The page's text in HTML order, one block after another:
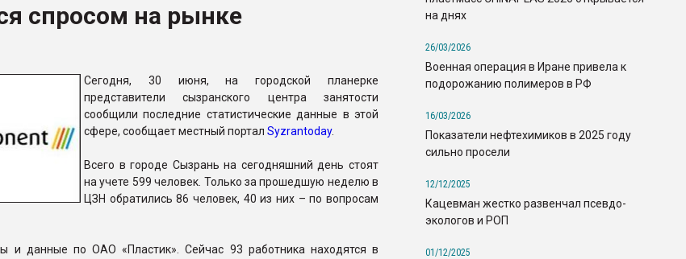
спросом на рынке
Сегодня, 30 июня, на городской планерке
представители сызранского центра занятости
сообщили последние статистические данные в этой
сфере, сообщает местный портал Syzrantoday.
Всего в городе Сызрань на сегодняшний день стоят
на учете 599 человек. Только за прошедшую неделю в
ЦЗН обратились 86 человек, 40 из них – по вопросам
и данные по ОАО «Пластик». Сейчас 93 работника находятся в
на днях
26/03/2026
Военная операция в Иране привела к
подорожанию полимеров в РФ
16/03/2026
Показатели нефтехимиков в 2025 году
сильно просели
12/12/2025
Кацевман жестко развенчал псевдо-
экологов и РОП
01/12/2025